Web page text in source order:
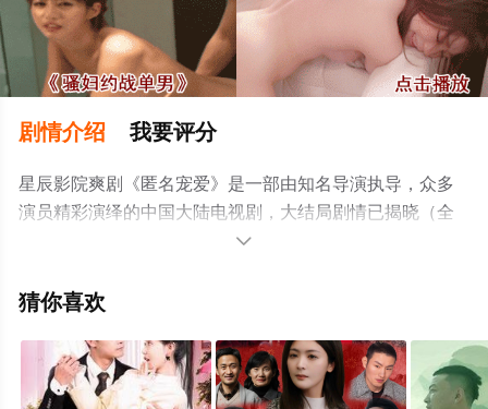
剧情介绍 我要评分
星辰影院爽剧《匿名宠爱》是一部由知名导演执导，众多
演员精彩演绎的中国大陆电视剧，大结局剧情已揭晓（全
74集），手机免费观看高清未删减完整版电视剧全集就上
或剧情网等平台了解。

猜你喜欢